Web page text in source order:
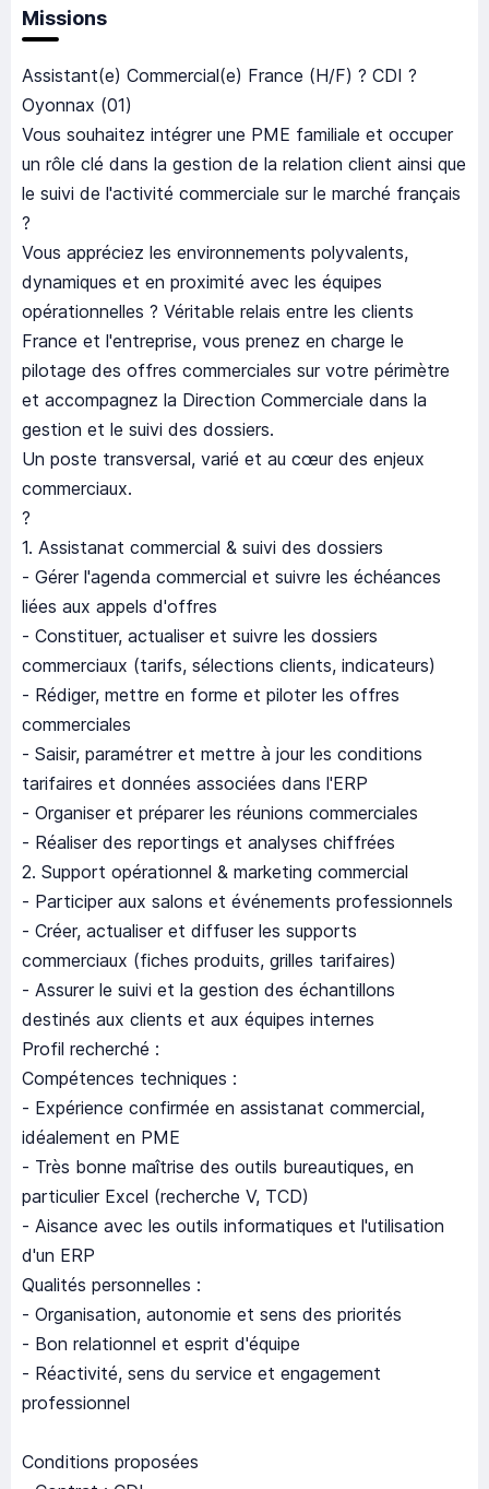
Missions
Assistant(e) Commercial(e) France (H/F) ? CDI ?
Oyonnax (01)
Vous souhaitez intégrer une PME familiale et occuper
un rôle clé dans la gestion de la relation client ainsi que
le suivi de l'activité commerciale sur le marché français
?
Vous appréciez les environnements polyvalents,
dynamiques et en proximité avec les équipes
opérationnelles ? Véritable relais entre les clients
France et l'entreprise, vous prenez en charge le
pilotage des offres commerciales sur votre périmètre
et accompagnez la Direction Commerciale dans la
gestion et le suivi des dossiers.
Un poste transversal, varié et au cœur des enjeux
commerciaux.
?
1. Assistanat commercial & suivi des dossiers
- Gérer l'agenda commercial et suivre les échéances
liées aux appels d'offres
- Constituer, actualiser et suivre les dossiers
commerciaux (tarifs, sélections clients, indicateurs)
- Rédiger, mettre en forme et piloter les offres
commerciales
- Saisir, paramétrer et mettre à jour les conditions
tarifaires et données associées dans l'ERP
- Organiser et préparer les réunions commerciales
- Réaliser des reportings et analyses chiffrées
2. Support opérationnel & marketing commercial
- Participer aux salons et événements professionnels
- Créer, actualiser et diffuser les supports
commerciaux (fiches produits, grilles tarifaires)
- Assurer le suivi et la gestion des échantillons
destinés aux clients et aux équipes internes
Profil recherché :
Compétences techniques :
- Expérience confirmée en assistanat commercial,
idéalement en PME
- Très bonne maîtrise des outils bureautiques, en
particulier Excel (recherche V, TCD)
- Aisance avec les outils informatiques et l'utilisation
d'un ERP
Qualités personnelles :
- Organisation, autonomie et sens des priorités
- Bon relationnel et esprit d'équipe
- Réactivité, sens du service et engagement
professionnel
Conditions proposées